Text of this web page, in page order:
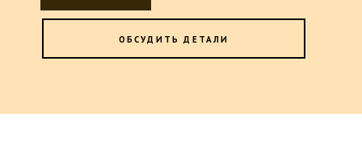
ОБСУДИТЬ ДЕТАЛИ